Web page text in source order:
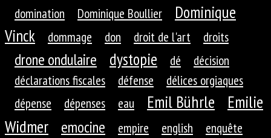
domination
Dominique Boullier
Dominique
Vinck
dommage don droit de l'art droits
drone ondulaire dystopie dé
décision
déclarations fiscales
défense
délices orgiaques
dépense
dépenses eau Emil Bührle
Emilie
Widmer
emocine empire english
enquête